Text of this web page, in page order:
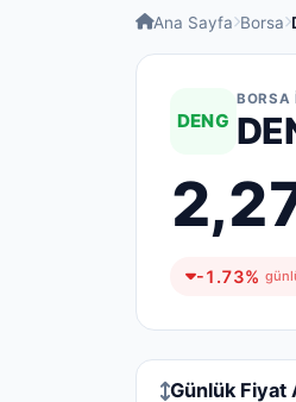
Ana Sayfa Borsa
DENG
BORSA
-1.73%
Günlük Fiyat